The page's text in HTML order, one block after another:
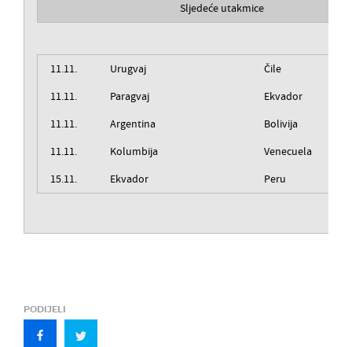
Sljedeće utakmice
11.11. Urugvaj
Čile
11.11.
Paragvaj
Ekvador
11.11.
Argentina
Bolivija
11.11.
Kolumbija
Venecuela
15.11.
Ekvador Peru
PODIJELI